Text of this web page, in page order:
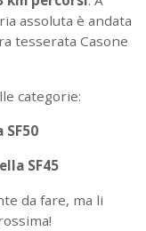
assoluta è andata
tesserata Casone
categorie:
SF50
SF45
da fare, ma li